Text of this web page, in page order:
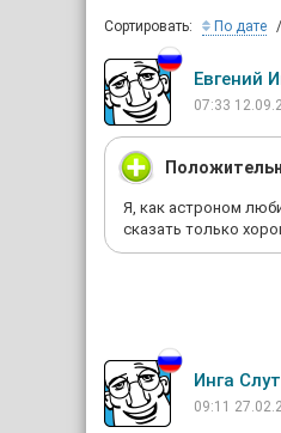
Сортировать: По дате
Евгений
07:33
Я, как астроном
сказать только
Инга
09:11